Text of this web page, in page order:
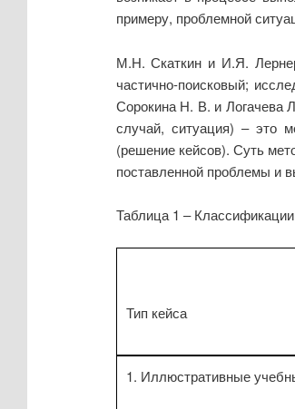
примеру, проблемной
М.Н. Скаткин и И.Я.
частично-поисковый;
Сорокина Н. В. и Логачева
случай, ситуация) – это
(решение кейсов). Суть
поставленной проблемы и
Таблица 1 –
Тип кейса
1. Иллюстративные